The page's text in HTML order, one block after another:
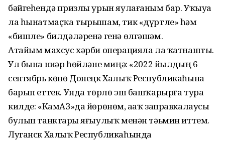
бәйгеһендә призлы урын яулағаным бар. Уҡыуҙа
ла һынатмаҫҡа тырышам, тик «дүртле» һәм
«бишле» билдәләренә генә өлгәшәм.
Атайым махсус хәрби операцияла ла ҡатнашты.
Ул бына ниҙәр һөйләне миңә: «2022 йылдың 6
сентябрь көнө Донецк Халыҡ Республикаһына
барып еттек. Унда төрлө эш башҡарырға тура
килде: «КамАЗ»да йөрөнөм, аҙаҡ заправкалаусы
булып танктарҙы яғыу­лыҡ менән тәьмин иттем.
Луганск Халыҡ Республикаһында